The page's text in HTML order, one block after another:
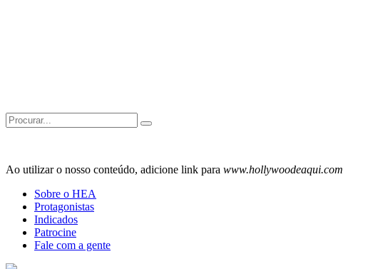
Search
for:
Ao utilizar o nosso conteúdo, adicione link para www.hollywoodeaqui.com
Sobre o HEA
Protagonistas
Indicados
Patrocine
Fale com a gente